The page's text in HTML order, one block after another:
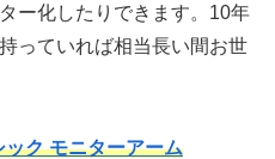
ー化したりできます。10年
っていれば相当長い間お世
ク モニターアーム